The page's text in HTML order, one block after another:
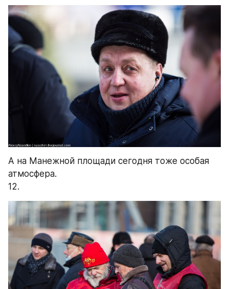
А на Манежной площади сегодня тоже особая
атмосфера.
12.